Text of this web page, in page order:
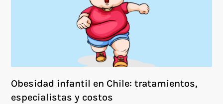
Obesidad infantil en Chile: tratamientos,
especialistas y costos